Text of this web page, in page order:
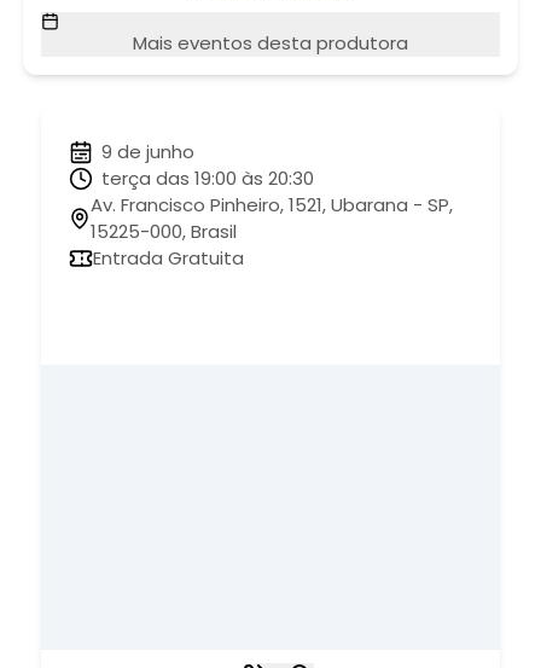
Mais eventos desta produtora
9 de junho
terça das 19:00 às 20:30
Av. Francisco Pinheiro, 1521, Ubarana - SP,
15225-000, Brasil
Entrada Gratuita